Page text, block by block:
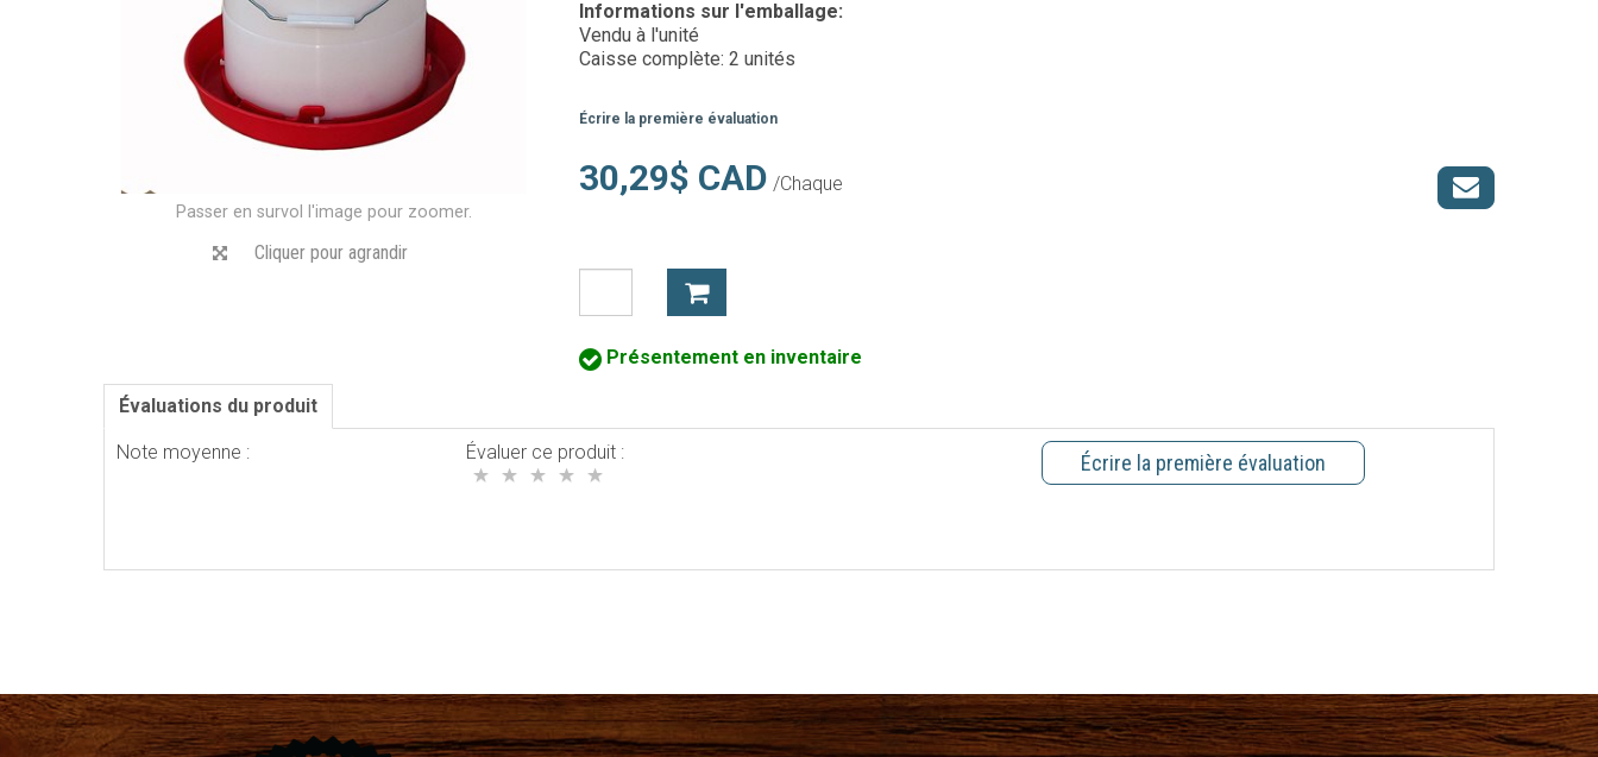
Passer en survol l'image pour zoomer.
Cliquer pour agrandir
Informations sur l'emballage:
Vendu à l'unité
Caisse complète: 2 unités
Écrire la première évaluation
30,29$ CAD /Chaque
Présentement en inventaire
Évaluations du produit
Note moyenne : Évaluer ce produit : Écrire la première évaluation